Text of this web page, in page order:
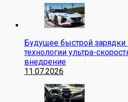
Будущее быстрой зарядки
технологии ультра-
внедрение
11.07.2026